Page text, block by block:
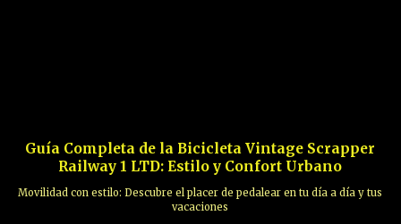
Guía Completa de la Bicicleta Vintage Scrapper
Railway 1 LTD: Estilo y Confort Urbano
Movilidad con estilo: Descubre el placer de pedalear en tu día a día y tus
vacaciones